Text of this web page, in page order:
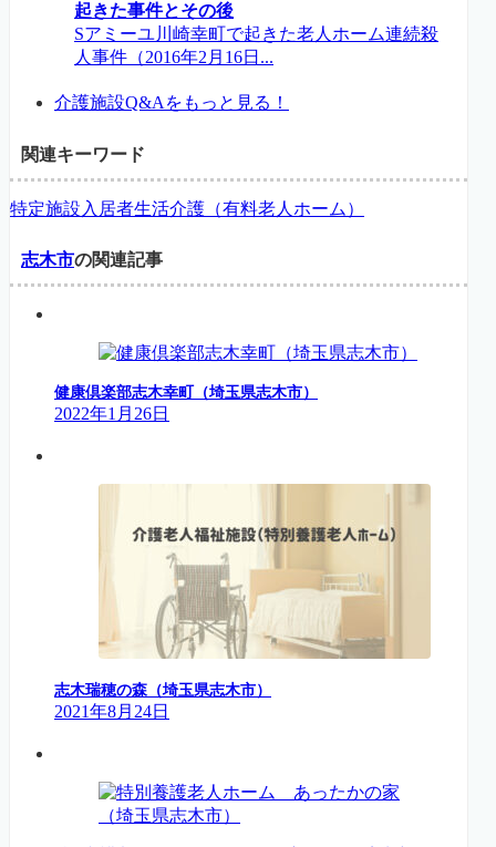
起きた事件とその後
Sアミーユ川崎幸町で起きた老人ホーム連続殺
人事件（2016年2月16日...
介護施設Q&Aをもっと見る！
関連キーワード
特定施設入居者生活介護（有料老人ホーム）
志木市の関連記事
健康倶楽部志木幸町（埼玉県志木市）
2022年1月26日
志木瑞穂の森（埼玉県志木市）
2021年8月24日